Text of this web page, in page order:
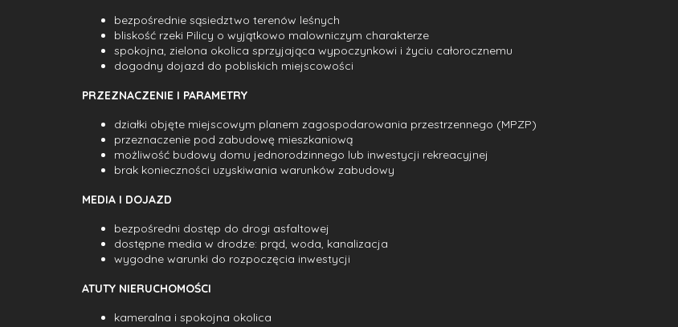
bezpośrednie sąsiedztwo terenów leśnych
bliskość rzeki Pilicy o wyjątkowo malowniczym charakterze
spokojna, zielona okolica sprzyjająca wypoczynkowi i życiu całorocznemu
dogodny dojazd do pobliskich miejscowości
PRZEZNACZENIE I PARAMETRY
działki objęte miejscowym planem zagospodarowania przestrzennego (MPZP)
przeznaczenie pod zabudowę mieszkaniową
możliwość budowy domu jednorodzinnego lub inwestycji rekreacyjnej
brak konieczności uzyskiwania warunków zabudowy
MEDIA I DOJAZD
bezpośredni dostęp do drogi asfaltowej
dostępne media w drodze: prąd, woda, kanalizacja
wygodne warunki do rozpoczęcia inwestycji
ATUTY NIERUCHOMOŚCI
kameralna i spokojna okolica